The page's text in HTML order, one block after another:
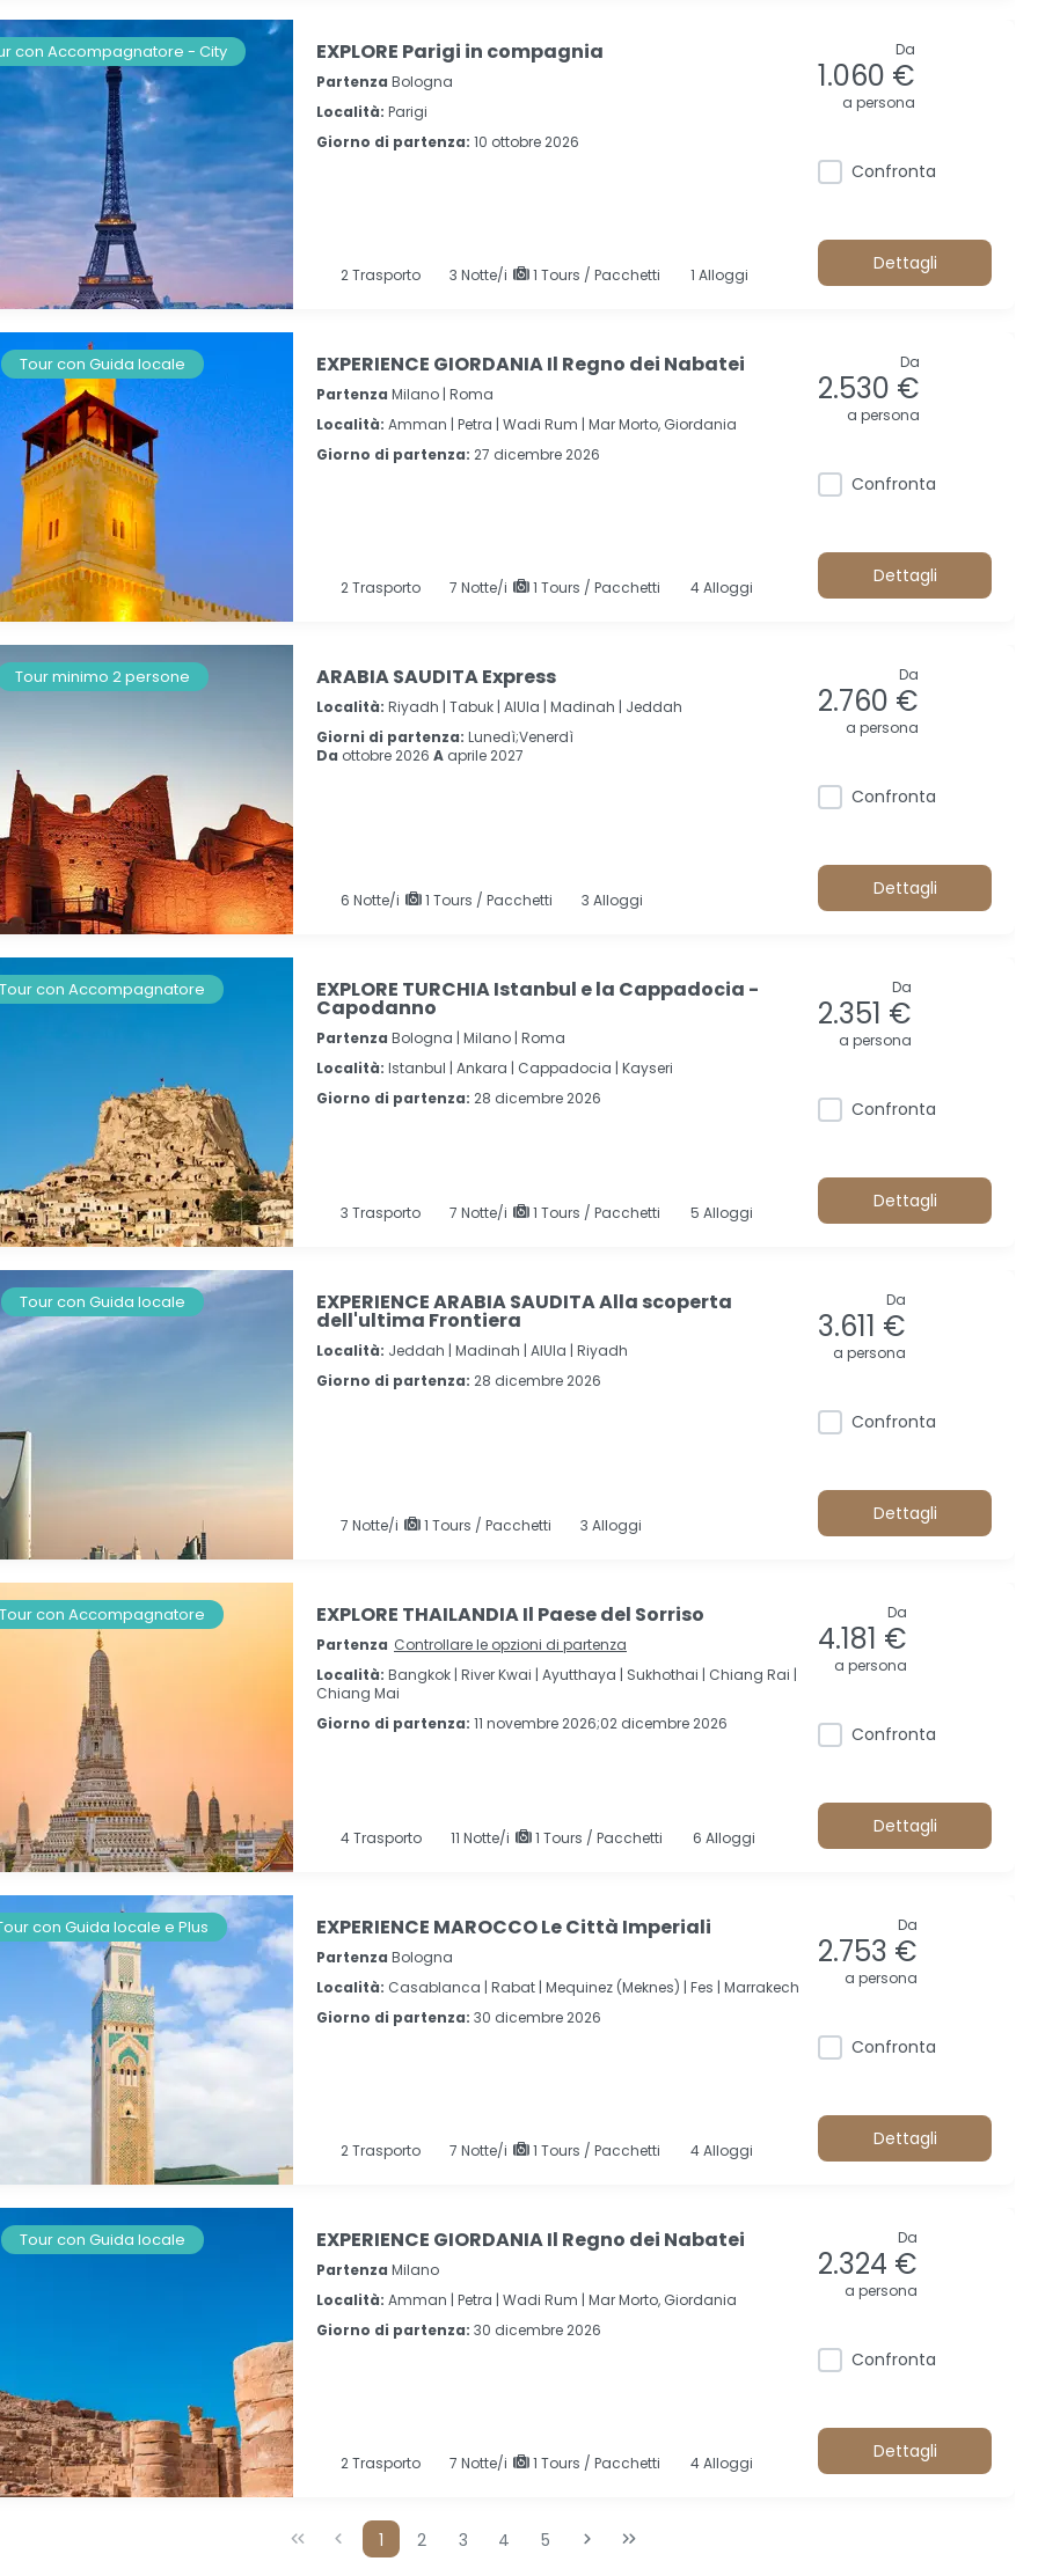
con Accompagnatore - City EXPLORE Parigi in compagnia
Partenza Bologna
Località: Parigi
Giorno di partenza: 10 ottobre 2026
2Trasporto 3 Notte/i 1 Tours / Pacchetti 1 Alloggi
Da
1.060 €
a persona
Confronta
Dettagli
Tour con Guida locale EXPERIENCE GIORDANIA Il Regno dei Nabatei
Partenza Milano | Roma
Località: Amman | Petra | Wadi Rum | Mar Morto, Giordania
Giorno di partenza: 27 dicembre 2026
2Trasporto 7 Notte/i 1 Tours / Pacchetti 4 Alloggi
Da
2.530 €
a persona
Confronta
Dettagli
Tour minimo 2 persone ARABIA SAUDITA Express
Località: Riyadh | Tabuk | AlUla | Madinah | Jeddah
Giorni di partenza: Lunedì;Venerdì
Da ottobre 2026 A aprile 2027
6 Notte/i 1 Tours / Pacchetti 3 Alloggi
Da
2.760 €
a persona
Confronta
Dettagli
Tour con Accompagnatore EXPLORE TURCHIA Istanbul e la Cappadocia -
Capodanno
Partenza Bologna | Milano | Roma
Località: Istanbul | Ankara | Cappadocia | Kayseri
Giorno di partenza: 28 dicembre 2026
3 Trasporto 7 Notte/i 1 Tours / Pacchetti 5 Alloggi
Da
2.351 €
a persona
Confronta
Dettagli
Tour con Guida locale EXPERIENCE ARABIA SAUDITA Alla scoperta
dell'ultima Frontiera
Località: Jeddah | Madinah | AlUla | Riyadh
Giorno di partenza: 28 dicembre 2026
7 Notte/i 1 Tours / Pacchetti 3 Alloggi
Da
3.611 €
a persona
Confronta
Dettagli
Tour con Accompagnatore EXPLORE THAILANDIA Il Paese del Sorriso
Partenza Controllare le opzioni di partenza
Località: Bangkok | River Kwai | Ayutthaya | Sukhothai | Chiang Rai |
Chiang Mai
Giorno di partenza: 11 novembre 2026;02 dicembre 2026
4Trasporto 11 Notte/i 1 Tours / Pacchetti 6 Alloggi
Da
4.181 €
a persona
Confronta
Dettagli
con Guida locale e Plus EXPERIENCE MAROCCO Le Città Imperiali
Partenza Bologna
Località: Casablanca | Rabat | Mequinez (Meknes) | Fes | Marrakech
Giorno di partenza: 30 dicembre 2026
2Trasporto 7 Notte/i 1 Tours / Pacchetti 4 Alloggi
Da
2.753 €
a persona
Confronta
Dettagli
Tour con Guida locale EXPERIENCE GIORDANIA Il Regno dei Nabatei
Partenza Milano
Località: Amman | Petra | Wadi Rum | Mar Morto, Giordania
Giorno di partenza: 30 dicembre 2026
2Trasporto 7 Notte/i 1 Tours / Pacchetti 4 Alloggi
Da
2.324 €
a persona
Confronta
Dettagli
1 2 3 4 5